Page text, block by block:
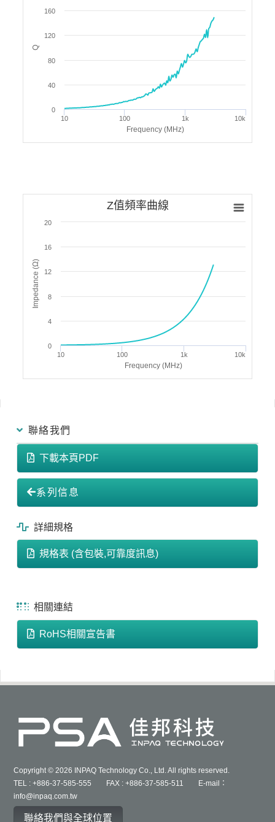
Frequency (MHz)
Q
10 100 1k 10k
0
40
80
120
160
Frequency (MHz)
Impedance (Ω)
Z值頻率曲線
10 100 1k 10k
0
4
8
12
16
20
聯絡我們
下載本頁PDF
系列信息
詳細規格
規格表 (含包裝,可靠度訊息)
相關連結
RoHS相關宣告書
Copyright © 2026 INPAQ Technology Co., Ltd. All rights reserved.
TEL : +886-37-585-555 FAX : +886-37-585-511 E-mail：
info@inpaq.com.tw
聯絡我們與全球位置